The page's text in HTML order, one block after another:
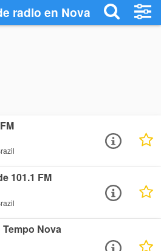
radio en Nova Venecia -
101.1 FM
Nova